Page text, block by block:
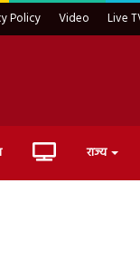
Policy Video Live
Live राज्य